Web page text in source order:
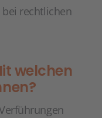
rechtlichen
welchen